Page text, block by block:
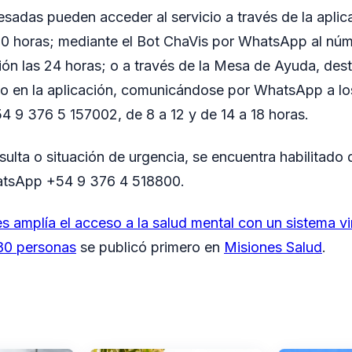
pueden acceder al servicio a través de la
horas; mediante el Bot ChaVis por WhatsApp al
las 24 horas; o a través de la Mesa de Ayuda,
en la aplicación, comunicándose por WhatsApp a
9 376 5 157002, de 8 a 12 y de 14 a 18 horas.
o situación de urgencia, se encuentra habilitado
+54 9 376 4 518800.
amplía el acceso a la salud mental con un sistema
personas se publicó primero en Misiones Salud.